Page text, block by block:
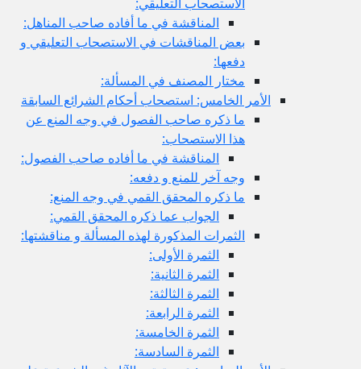
المناقشة في ما أفاده صاحب المناهل:
بعض المناقشات في الاستصحاب التعليقي و
دفعها:
مختار المصنف في المسألة:
الأمر الخامس: استصحاب أحكام الشرائع السابقة
ما ذكره صاحب الفصول في وجه المنع عن
هذا الاستصحاب:
المناقشة في ما أفاده صاحب الفصول:
وجه آخر للمنع و دفعه:
ما ذكره المحقق القمي في وجه المنع:
الجواب عما ذكره المحقق القمي:
الثمرات المذكورة لهذه المسألة و مناقشتها:
الثمرة الأولى:
الثمرة الثانية:
الثمرة الثالثة:
الثمرة الرابعة:
الثمرة الخامسة:
الثمرة السادسة: